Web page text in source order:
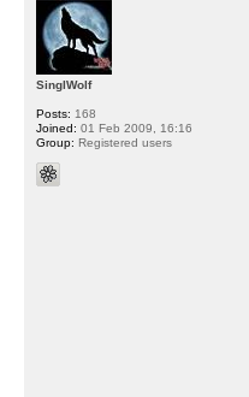
SinglWolf
Posts: 168
Joined: 01 Feb 2009, 16:16
Group: Registered users